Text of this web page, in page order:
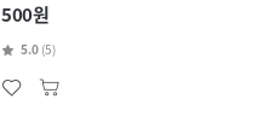
500원
5.0 (5)